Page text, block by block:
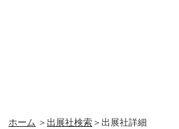
ホーム ＞出展社検索＞出展社詳細